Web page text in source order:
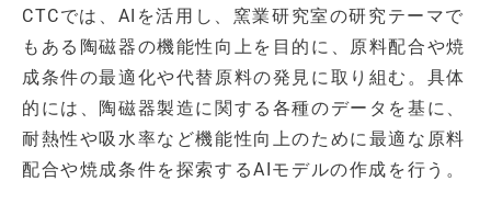
CTCでは、AIを活用し、窯業研究室の研究テーマで
もある陶磁器の機能性向上を目的に、原料配合や焼
成条件の最適化や代替原料の発見に取り組む。具体
的には、陶磁器製造に関する各種のデータを基に、
耐熱性や吸水率など機能性向上のために最適な原料
配合や焼成条件を探索するAIモデルの作成を行う。